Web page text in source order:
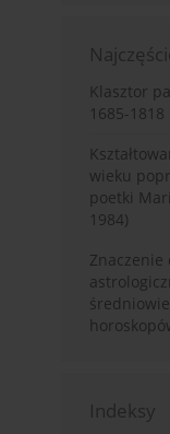
Klasztor
1685-1818
wieku
poetki
1984)
Indeksy